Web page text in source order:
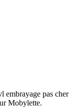
embrayage pas cher
Mobylette.